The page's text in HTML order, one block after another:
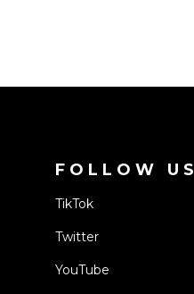
FOLLOW US
TikTok
Twitter
YouTube